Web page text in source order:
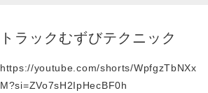
トラックむずびテクニック
https://youtube.com/shorts/WpfgzTbNXx
M?si=ZVo7sH2IpHecBF0h